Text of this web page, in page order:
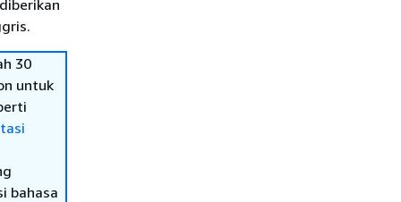
30
untuk
bahasa